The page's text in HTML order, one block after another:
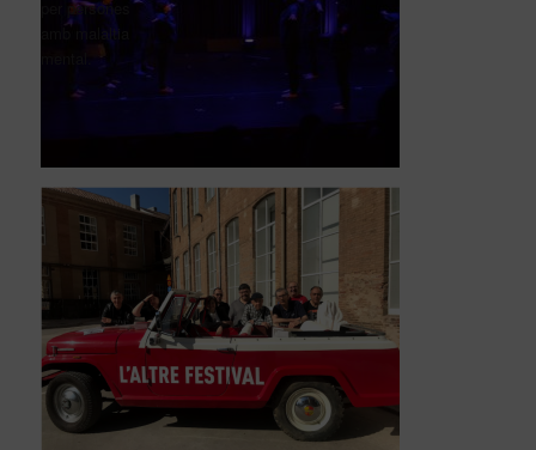
per persones
amb malaltia